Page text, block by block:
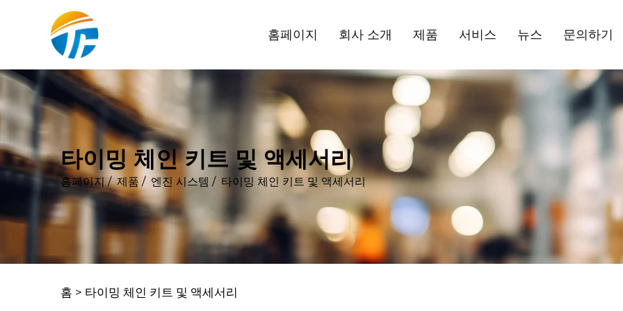
홈페이지 회사 소개 제품 서비스 뉴스 문의하기
타이밍 체인 키트 및 액세서리
홈페이지/제품 / 엔진 시스템 / 타이밍 체인 키트 및 액세서리
홈 > 타이밍 체인 키트 및 액세서리